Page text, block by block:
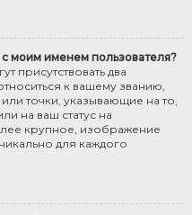
моим именем пользователя?
присутствовать два
к вашему званию,
точки, указывающие на то,
на ваш статус на
крупное, изображение
для каждого